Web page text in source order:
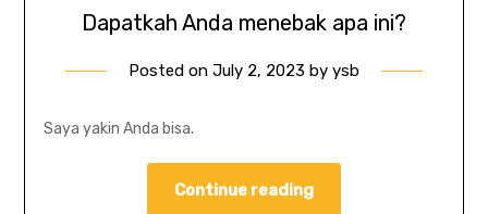
Dapatkah Anda menebak apa ini?
Posted on July 2, 2023 by ysb
Saya yakin Anda bisa.
Continue reading